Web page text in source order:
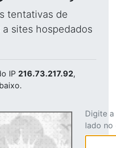
tentativas de
sites hospedados
IP 216.73.217.92,
Digite
lado no